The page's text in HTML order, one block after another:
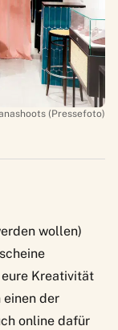
(Pressefoto)
wollen)
Kreativität
einen der
online dafür